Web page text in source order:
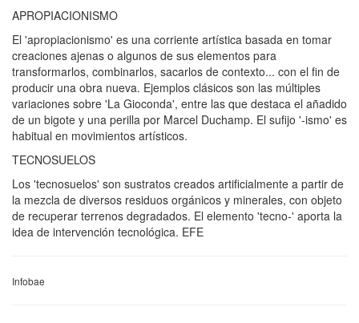
APROPIACIONISMO
El 'apropiacionismo' es una corriente artística basada en tomar
creaciones ajenas o algunos de sus elementos para
transformarlos, combinarlos, sacarlos de contexto... con el fin de
producir una obra nueva. Ejemplos clásicos son las múltiples
variaciones sobre 'La Gioconda', entre las que destaca el añadido
de un bigote y una perilla por Marcel Duchamp. El sufijo '-ismo' es
habitual en movimientos artísticos.
TECNOSUELOS
Los 'tecnosuelos' son sustratos creados artificialmente a partir de
la mezcla de diversos residuos orgánicos y minerales, con objeto
de recuperar terrenos degradados. El elemento 'tecno-' aporta la
idea de intervención tecnológica. EFE
Infobae